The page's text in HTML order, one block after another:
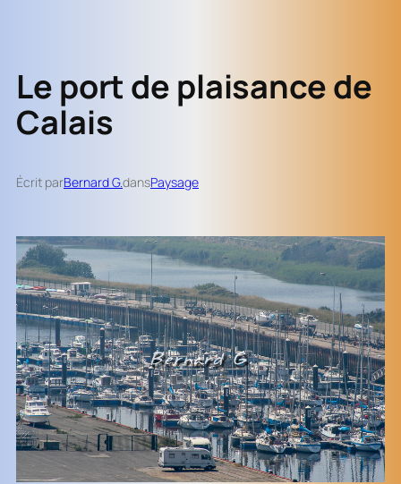
Le port de plaisance de
Calais
Écrit parBernard G.dansPaysage